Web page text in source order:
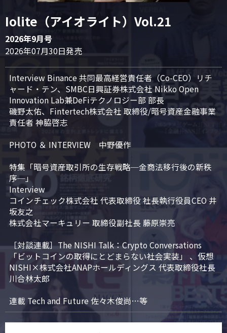
Iolite（アイオライト）Vol.21
2026年9月号
2026年07月30日発売
Interview Binance 共同最高経営責任者（Co-CEO）リチ
ャード・テン、SMBC日興証券株式会社 Nikko Open
Innovation Lab兼DeFiテクノロジー部 部長
磯野太佑、Fintertech株式会社 取締役/暗号資産金融事業
責任者 神脇啓志
PHOTO ＆ INTERVIEW　中野優作
特集「暗号資産取引所の生存戦略─金商法移行後の新秩
序─」
Interview
コインチェック株式会社 代表取締役 社長執行役員CEO 井
坂友之
株式会社マーキュリー 取締役副社長 藤原崇亮
［対談連載］The NISHI Talk：Crypto Conversations
「ビットコインの取得にとどまらない社会実装」 、仮想
NISHI×株式会社ANAPホールディングス 代表取締役社長
川合林太郎
連載 Tech and Future 佐々木俊尚…等